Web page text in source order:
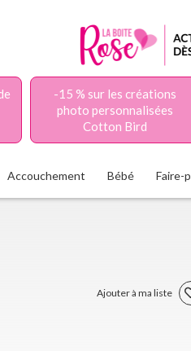
-15 % sur les créations
photo personnalisées
Cotton Bird
Accouchement Bébé Faire-
Ajouter à ma liste